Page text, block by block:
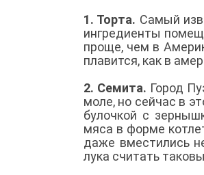
1. Торта. Самый
ингредиенты
проще, чем в
плавится, как в
2. Семита. Город
моле, но сейчас в
булочкой с
мяса в форме
даже вместились
лука считать